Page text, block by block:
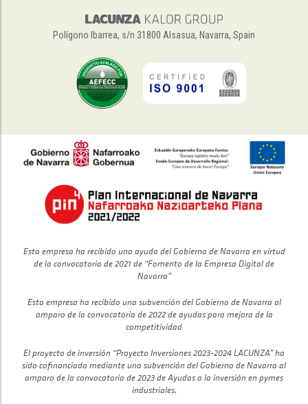
Polígono Ibarrea, s/n 31800 Alsasua, Navarra, Spain
Esta empresa ha recibido una ayuda del Gobierno de Navarra en virtud
de la convocatoria de 2021 de “Fomento de la Empresa Digital de
Navarra”
Esta empresa ha recibido una subvención del Gobierno de Navarra al
amparo de la convocatoria de 2022 de ayudas para mejora de la
competitividad
El proyecto de inversión “Proyecto Inversiones 2023-2024 LACUNZA” ha
sido cofinanciado mediante una subvención del Gobierno de Navarra al
amparo de la convocatoria de 2023 de Ayudas a la inversión en pymes
industriales.